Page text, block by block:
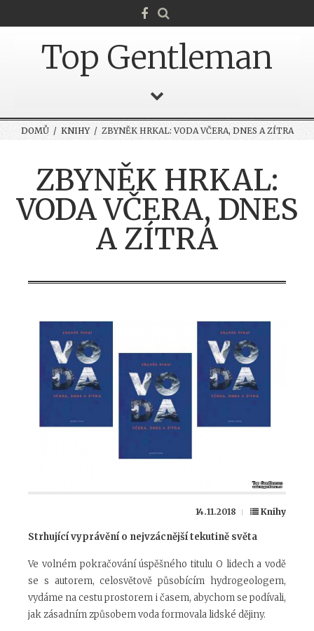
Top Gentleman
DOMŮ/ KNIHY/ ZBYNĚK HRKAL: VODA VČERA, DNES A ZÍTRA
ZBYNĚK HRKAL:
VODA VČERA, DNES
A ZÍTRA
14.11.2018 Knihy
Strhující vyprávění o nejvzácnější tekutině světa
Ve volném pokračování úspěšného titulu O lidech a vodě
se s autorem, celosvětově působícím hydrogeologem,
vydáme na cestu prostorem i časem, abychom se podívali,
jak zásadním způsobem voda formovala lidské dějiny.